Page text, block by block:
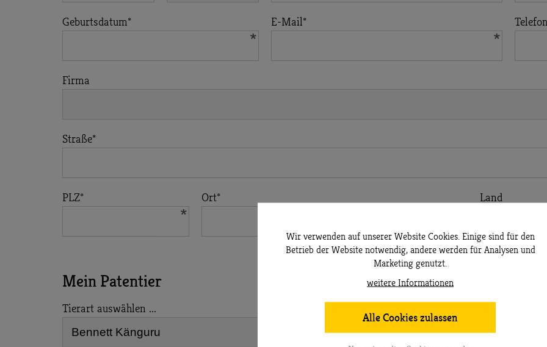
Geburtsdatum* E-Mail* Telefon
Firma
Straße*
PLZ* Ort* Land
Mein Patentier
Tierart auswählen ...
Wir verwenden auf unserer Website Cookies. Einige sind für den
Betrieb der Website notwendig, andere werden für Analysen und
Marketing genutzt.
weitere Informationen
Alle Cookies zulassen